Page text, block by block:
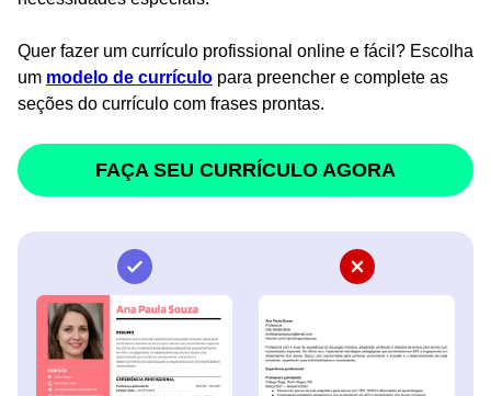
Quer fazer um currículo profissional online e fácil? Escolha
um modelo de currículo para preencher e complete as
seções do currículo com frases prontas.
FAÇA SEU CURRÍCULO AGORA